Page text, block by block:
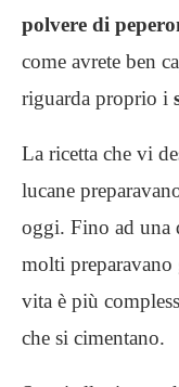
polvere di
come avrete ben
riguarda proprio i
La ricetta che vi
lucane
oggi. Fino ad una
molti preparavano
vita è più
che si cimentano.